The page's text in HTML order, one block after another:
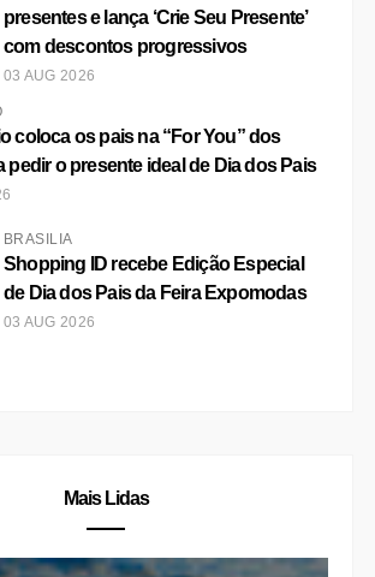
presentes e lança ‘Crie Seu Presente’
com descontos progressivos
03 AUG 2026
coloca os pais na “For You” dos
pedir o presente ideal de Dia dos Pais
BRASÍLIA
Shopping ID recebe Edição Especial
de Dia dos Pais da Feira Expomodas
03 AUG 2026
Mais Lidas